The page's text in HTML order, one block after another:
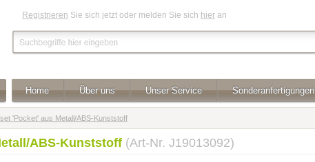
Registrieren Sie sich jetzt oder melden Sie sich hier an
Home Über uns Unser Service Sonderanfertigungen
'Pocket' aus Metall/ABS-Kunststoff
ABS-Kunststoff (Art-Nr. J19013092)